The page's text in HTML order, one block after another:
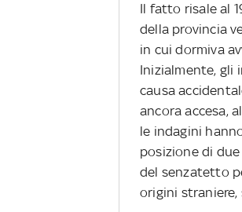
Il fatto risale al
della provincia
in cui dormiva
Inizialmente, gli
causa
ancora accesa,
le indagini
posizione di
del senzatetto
origini straniere,